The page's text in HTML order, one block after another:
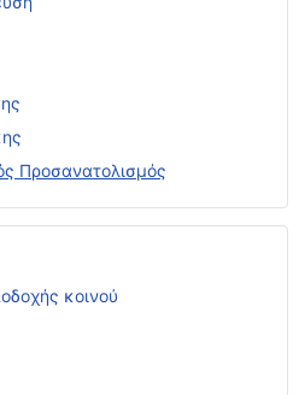
Προσανατολισμός
κοινού